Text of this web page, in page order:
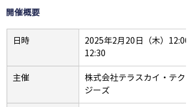
開催概要
日時
2025年2月20日（木）12:00-
12:30
主催
株式会社テラスカイ・テクノ
ジーズ